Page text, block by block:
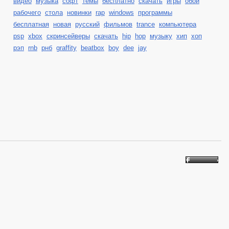
рабочего стола новинки rap windows
программы
бесплатная
новая русский фильмов trance компьютера
psp xbox скринсейверы cкачать hip hop музыку хип хоп
рэп rnb рнб graffity beatbox boy dee jay